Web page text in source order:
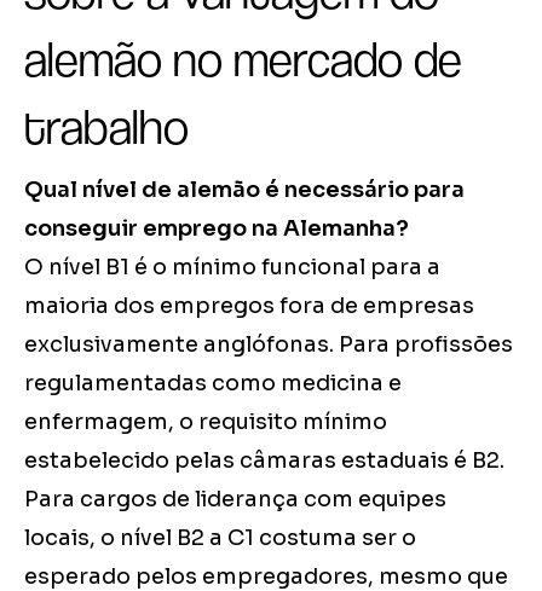
alemão no mercado de
trabalho
Qual nível de alemão é necessário para
conseguir emprego na Alemanha?
O nível B1 é o mínimo funcional para a
maioria dos empregos fora de empresas
exclusivamente anglófonas. Para profissões
regulamentadas como medicina e
enfermagem, o requisito mínimo
estabelecido pelas câmaras estaduais é B2.
Para cargos de liderança com equipes
locais, o nível B2 a C1 costuma ser o
esperado pelos empregadores, mesmo que